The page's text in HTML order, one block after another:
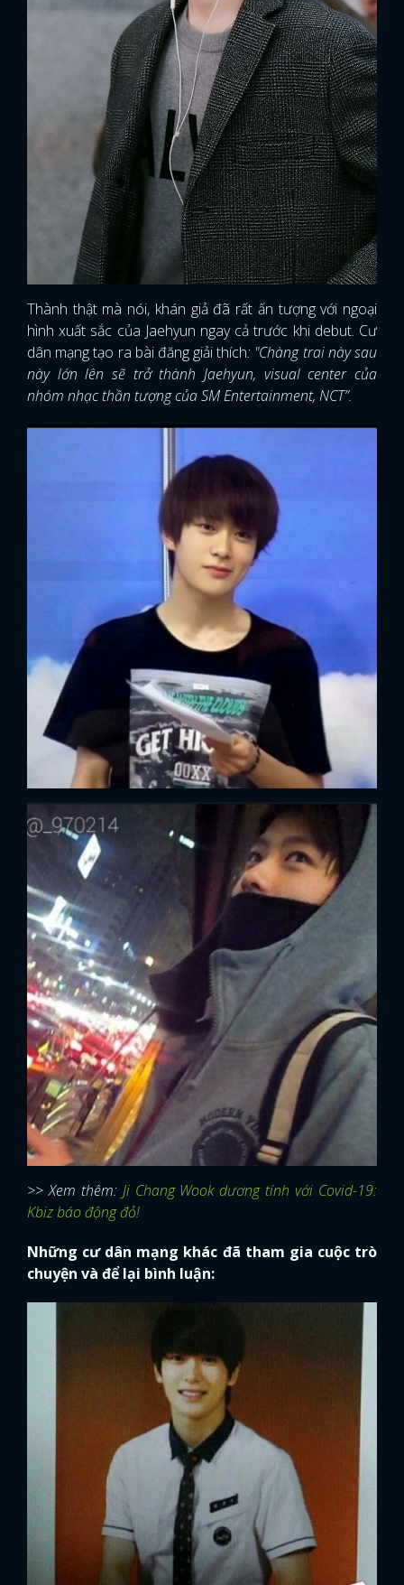
Thành thật mà nói, khán giả đã rất ấn tượng với ngoại
hình xuất sắc của Jaehyun ngay cả trước khi debut. Cư
dân mạng tạo ra bài đăng giải thích: "Chàng trai này sau
này lớn lên sẽ trở thành Jaehyun, visual center của
nhóm nhạc thần tượng của SM Entertainment, NCT”.
>> Xem thêm: Ji Chang Wook dương tính với Covid-19:
Kbiz báo động đỏ!
Những cư dân mạng khác đã tham gia cuộc trò
chuyện và để lại bình luận: